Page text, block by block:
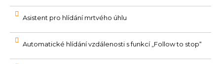
Asistent pro hlídání mrtvého úhlu
Automatické hlídání vzdálenosti s funkcí „Follow to stop“